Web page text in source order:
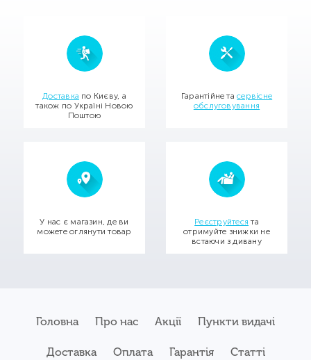
Доставка по Києву, а
також по Україні Новою
Поштою
Гарантійне тасервісне
обслуговування
У нас є магазин, де ви
можете оглянути товар
Реєструйтеся та
отримуйте знижки не
встаючи з дивану
Головна Про нас Акції Пункти видачі
Доставка Оплата Гарантія Статті